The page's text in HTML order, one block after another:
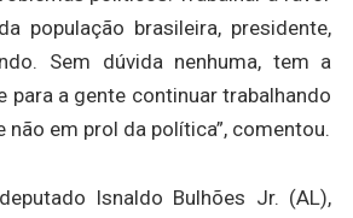
população brasileira, presidente,
Sem dúvida nenhuma, tem a
para a gente continuar trabalhando
não em prol da política”, comentou.
Isnaldo Bulhões Jr. (AL),